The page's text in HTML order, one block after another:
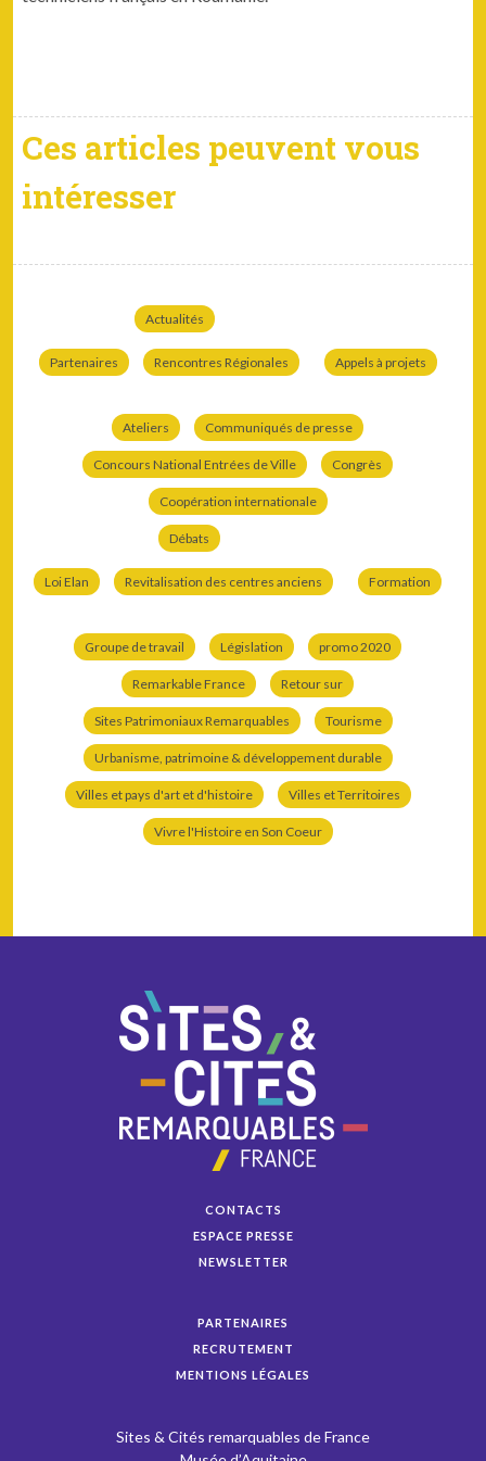
Ces articles peuvent vous
intéresser
Actualités
Partenaires Rencontres Régionales Appels à projets
Ateliers Communiqués de presse
Concours National Entrées de Ville Congrès
Coopération internationale
Débats
Loi Elan Revitalisation des centres anciens Formation
Groupe de travail Législation promo 2020
Remarkable France Retour sur
Sites Patrimoniaux Remarquables Tourisme
Urbanisme, patrimoine & développement durable
Villes et pays d'art et d'histoire Villes et Territoires
Vivre l'Histoire en Son Coeur
CONTACTS
ESPACE PRESSE
NEWSLETTER
PARTENAIRES
RECRUTEMENT
MENTIONS LÉGALES
Sites & Cités remarquables de France